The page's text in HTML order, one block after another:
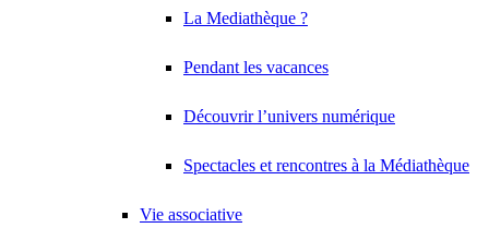
La Mediathèque ?
Pendant les vacances
Découvrir l’univers numérique
Spectacles et rencontres à la Médiathèque
Vie associative